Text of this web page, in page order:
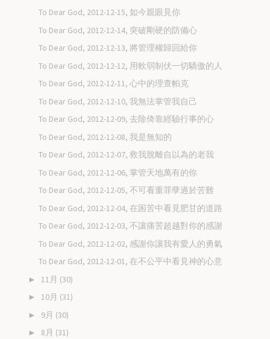
To Dear God, 2012-12-15, 如今親眼見你
To Dear God, 2012-12-14, 突破剛硬的防備心
To Dear God, 2012-12-13, 將管理權歸回給你
To Dear God, 2012-12-12, 用軟弱制伏一切驕傲的人
To Dear God, 2012-12-11, 心中的理查帕克
To Dear God, 2012-12-10, 我無法掌管我自己
To Dear God, 2012-12-09, 去除倚靠經驗行事的心
To Dear God, 2012-12-08, 我是無知的
To Dear God, 2012-12-07, 救我脫離自以為的老我
To Dear God, 2012-12-06, 掌管天地萬有的你
To Dear God, 2012-12-05, 不可看重罪孽過於苦難
To Dear God, 2012-12-04, 在困苦中看見肥甘的道路
To Dear God, 2012-12-03, 不讓痛苦超越對你的感謝
To Dear God, 2012-12-02, 感謝你讓我有愛人的勇氣
To Dear God, 2012-12-01, 在不公平中看見神的心意
► 11月 (30)
► 10月 (31)
► 9月 (30)
► 8月 (31)